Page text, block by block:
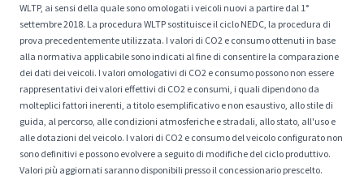
WLTP, ai sensi della quale sono omologati i veicoli nuovi a partire dal 1°
settembre 2018. La procedura WLTP sostituisce il ciclo NEDC, la procedura di
prova precedentemente utilizzata. I valori di CO2 e consumo ottenuti in base
alla normativa applicabile sono indicati al fine di consentire la comparazione
dei dati dei veicoli. I valori omologativi di CO2 e consumo possono non essere
rappresentativi dei valori effettivi di CO2 e consumi, i quali dipendono da
molteplici fattori inerenti, a titolo esemplificativo e non esaustivo, allo stile di
guida, al percorso, alle condizioni atmosferiche e stradali, allo stato, all'uso e
alle dotazioni del veicolo. I valori di CO2 e consumo del veicolo configurato non
sono definitivi e possono evolvere a seguito di modifiche del ciclo produttivo.
Valori più aggiornati saranno disponibili presso il concessionario prescelto.